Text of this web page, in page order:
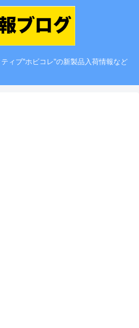
ィブ"ホビコレ"の新製品入荷情報など